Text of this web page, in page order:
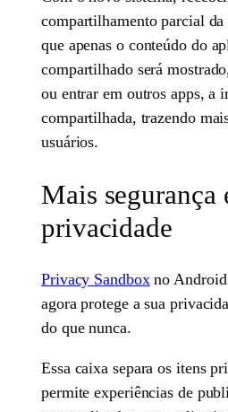
compartilhamento parcial
que apenas o conteúdo do
compartilhado será
ou entrar em outros apps, a
compartilhada, trazendo
usuários.
Mais segurança
privacidade
Privacy Sandboxno Android
agora protege a sua
do que nunca.
Essa caixa separa os itens
permite experiências de